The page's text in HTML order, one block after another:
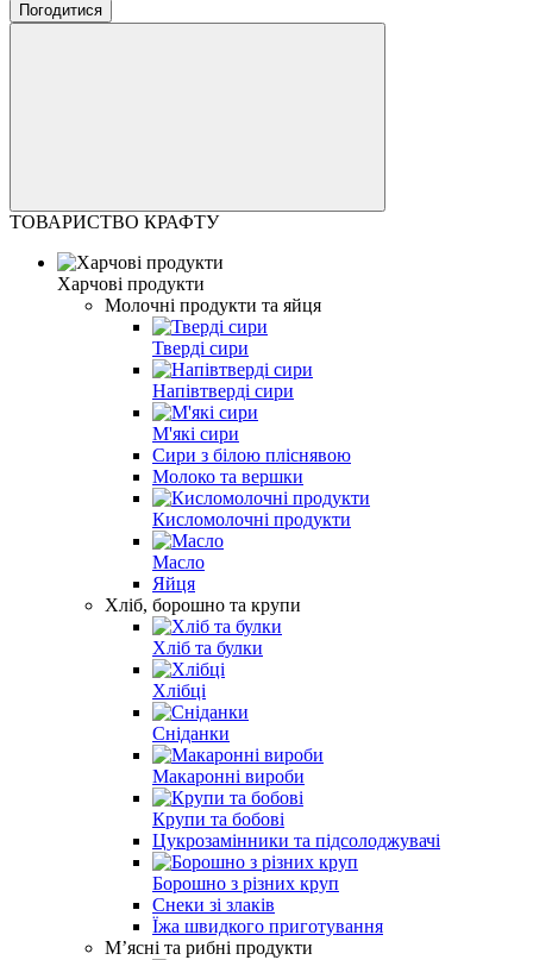
Погодитися
ТОВАРИСТВО КРАФТУ
Харчові продукти
Молочні продукти та яйця
Тверді сири
Напівтверді сири
М'які сири
Сири з білою пліснявою
Молоко та вершки
Кисломолочні продукти
Масло
Яйця
Хліб, борошно та крупи
Хліб та булки
Хлібці
Сніданки
Макаронні вироби
Крупи та бобові
Цукрозамінники та підсолоджувачі
Борошно з різних круп
Снеки зі злаків
Їжа швидкого приготування
Мʼясні та рибні продукти